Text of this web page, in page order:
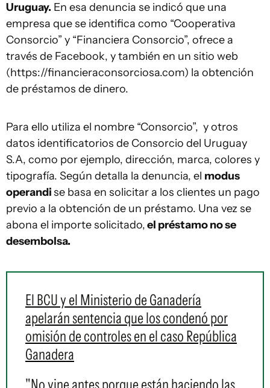
Uruguay. En esa denuncia se indicó que una
empresa que se identifica como “Cooperativa
Consorcio” y “Financiera Consorcio”, ofrece a
través de Facebook, y también en un sitio web
(https://financieraconsorciosa.com) la obtención
de préstamos de dinero.
Para ello utiliza el nombre “Consorcio”, y otros
datos identificatorios de Consorcio del Uruguay
S.A, como por ejemplo, dirección, marca, colores y
tipografía. Según detalla la denuncia, el modus
operandise basa en solicitar a los clientes un pago
previo a la obtención de un préstamo. Una vez se
abona el importe solicitado,el préstamo no se
desembolsa.
El BCU y el Ministerio de Ganadería
apelarán sentencia que los condenó por
omisión de controles en el caso República
Ganadera
"No vine antes porque están haciendo las